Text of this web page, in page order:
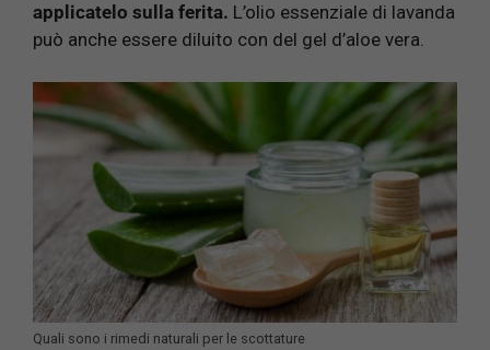
applicatelo sulla ferita. L’olio essenziale di lavanda
può anche essere diluito con del gel d’aloe vera.
Quali sono i rimedi naturali per le scottature